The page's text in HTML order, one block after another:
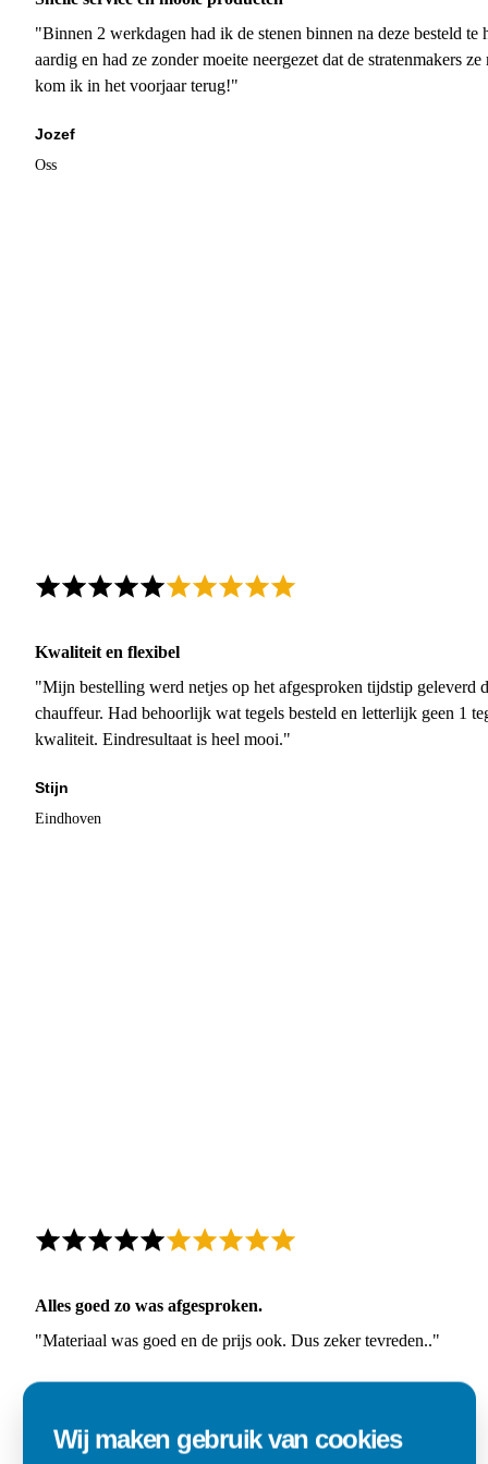
"Binnen 2 werkdagen had ik de stenen binnen na deze besteld
aardig en had ze zonder moeite neergezet dat de stratenmakers
kom ik in het voorjaar terug!"
Jozef
Oss
Kwaliteit en flexibel
"Mijn bestelling werd netjes op het afgesproken tijdstip geleverd
chauffeur. Had behoorlijk wat tegels besteld en letterlijk geen 1
kwaliteit. Eindresultaat is heel mooi."
Stijn
Eindhoven
Alles goed zo was afgesproken.
"Materiaal was goed en de prijs ook. Dus zeker tevreden.."
Ad
Wij maken gebruik van cookies